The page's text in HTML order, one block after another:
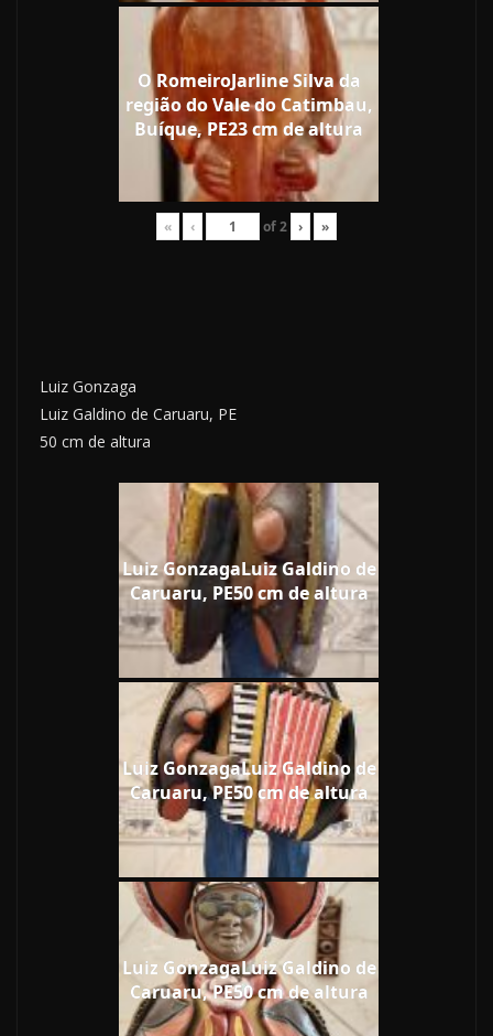
O RomeiroJarline Silva da
região do Vale do Catimbau,
Buíque, PE23 cm de altura
« ‹ of2 › »
Luiz Gonzaga
Luiz Galdino de Caruaru, PE
50 cm de altura
Luiz GonzagaLuiz Galdino de
Caruaru, PE50 cm de altura
Luiz GonzagaLuiz Galdino de
Caruaru, PE50 cm de altura
Luiz GonzagaLuiz Galdino de
Caruaru, PE50 cm de altura